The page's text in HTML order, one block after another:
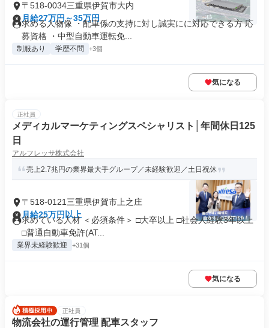
〒518-0034三重県伊賀市大内
月給27万円～35万円
求める人物像 ・配車係の支持に対し誠実にに対応できる方 応
募資格 ・中型自動車運転免...
制服あり 学歴不問 +3個
気になる
正社員
メディカルマーケティングスペシャリスト│年間休日125
日
アルフレッサ株式会社
売上2.7兆円の業界最大手グループ／未経験歓迎／土日祝休
〒518-0121三重県伊賀市上之庄
月給25万円以上
求めている人材 ＜必須条件＞ □大卒以上 □社会人経験3年以上
□普通自動車免許(AT...
業界未経験歓迎 +31個
気になる
正社員
物流会社の運行管理 配車スタッフ